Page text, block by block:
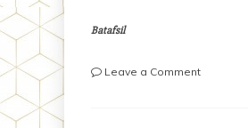
Batafsil
Leave a Commenton